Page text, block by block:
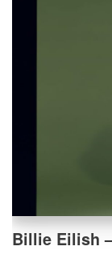
Billie Eilish